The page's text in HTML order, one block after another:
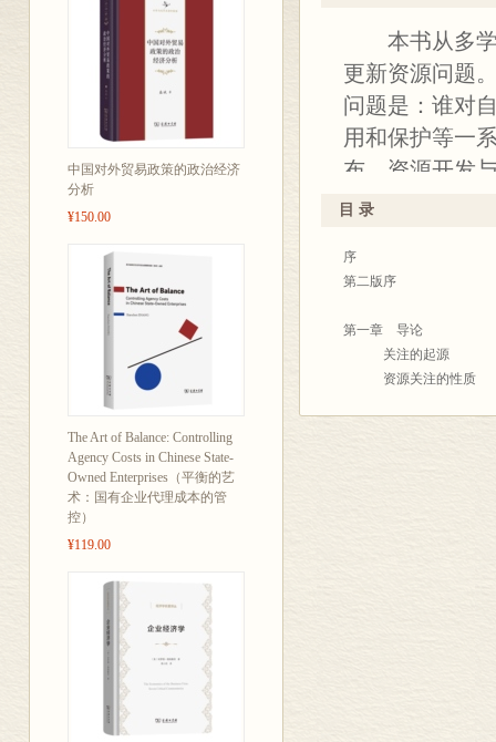
中国对外贸易政策的政治经济
分析
¥150.00
The Art of Balance: Controlling
Agency Costs in Chinese State-
Owned Enterprises（平衡的艺
术：国有企业代理成本的管
控）
¥119.00
威著作可以说得上是跨
避免会占优势，这就意味
我们认识提供本书中心论
源经济学教科书，它设
域里的高年级大学生和
书。
的。不言而喻，我在此期
（以下致谢从略）
授，国际权威的地理学
然资源学专家，发表了大
自然资源紧缺对人口众
因此，急需加快自然资
只限于自然资源评价和
问题，尤其对发达国家和
文，以期推进我国资源政
的序、第一章、第二章、
华、陈晔、徐正榕翻译；
第十一章由权晓红、蔡运
松、祁黄雄、陈忠晓、
本书从多学
更新资源问题
问题是：谁对
用和保护等一
布，资源开发
了问题的复杂
长、分配公平
书将政策看作
及其实施，而
目 录
序
第二版序
第一章 导论
关注的起源
资源关注的性质